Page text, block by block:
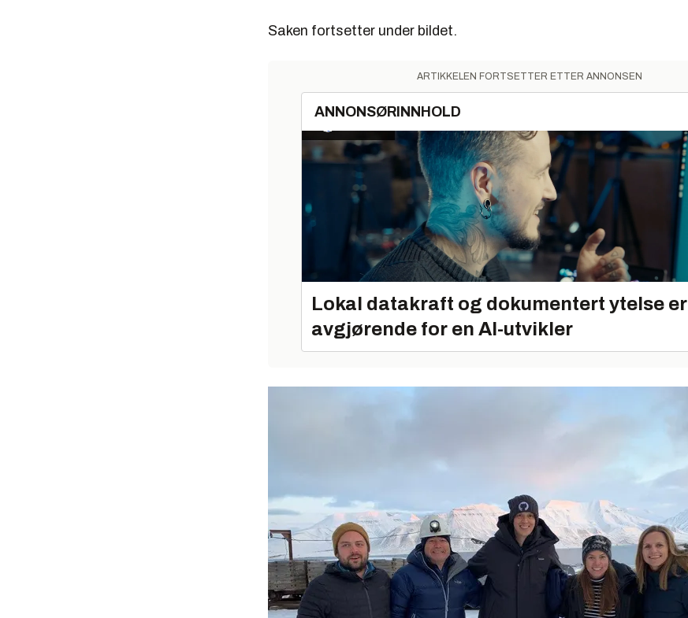
Saken fortsetter under bildet.
ARTIKKELEN FORTSETTER ETTER ANNONSEN
ANNONSØRINNHOLD
Lokal datakraft og dokumentert ytelse er
avgjørende for en AI-utvikler